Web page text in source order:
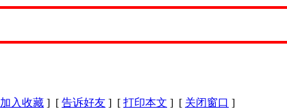
加入收藏 ] [ 告诉好友 ] [ 打印本文 ] [ 关闭窗口 ]